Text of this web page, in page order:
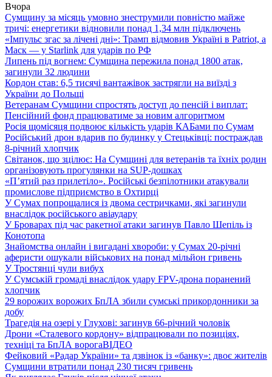
Вчора
Сумщину за місяць умовно знеструмили повністю майже
тричі: енергетики відновили понад 1,34 млн підключень
«Імпульс згас за лічені дні»: Трамп відмовив Україні в Patriot, а
Маск — у Starlink для ударів по РФ
Липень під вогнем: Сумщина пережила понад 1800 атак,
загинули 32 людини
Кордон став: 6,5 тисячі вантажівок застрягли на виїзді з
України до Польщі
Ветеранам Сумщини спростять доступ до пенсій і виплат:
Пенсійний фонд працюватиме за новим алгоритмом
Росія щомісяця подвоює кількість ударів КАБами по Сумам
Російський дрон вдарив по будинку у Стецьківці: постраждав
8-річний хлопчик
Світанок, що зцілює: На Сумщині для ветеранів та їхніх родин
організовують прогулянки на SUP-дошках
«П’ятий раз прилетіло». Російські безпілотники атакували
промислове підприємство в Охтирці
У Сумах попрощалися із двома сестричками, які загинули
внаслідок російського авіаудару
У Броварах під час ракетної атаки загинув Павло Шепіль із
Конотопа
Знайомства онлайн і вигадані хвороби: у Сумах 20-річні
аферисти ошукали військових на понад мільйон гривень
У Тростянці чули вибух
У Сумській громаді внаслідок удару FPV-дрона поранений
хлопчик
29 ворожих ворожих БпЛА збили сумські прикордонники за
добу
Трагедія на озері у Глухові: загинув 66-річний чоловік
Дрони «Сталевого кордону» відпрацювали по позиціях,
техніці та БпЛА ворогаВІДЕО
Фейковий «Радар України» та дзвінок із «банку»: двоє жителів
Сумщини втратили понад 230 тисяч гривень